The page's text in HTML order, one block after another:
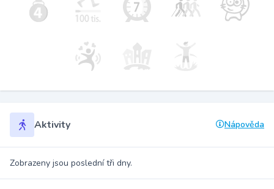
Aktivity Nápověda
Zobrazeny jsou poslední tři dny.